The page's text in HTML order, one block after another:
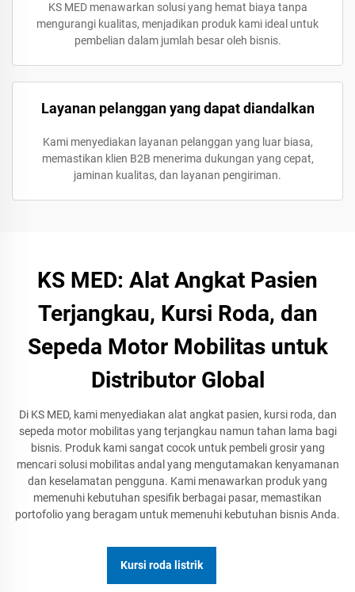
KS MED menawarkan solusi yang hemat biaya tanpa
mengurangi kualitas, menjadikan produk kami ideal untuk
pembelian dalam jumlah besar oleh bisnis.
Layanan pelanggan yang dapat diandalkan
Kami menyediakan layanan pelanggan yang luar biasa,
memastikan klien B2B menerima dukungan yang cepat,
jaminan kualitas, dan layanan pengiriman.
KS MED: Alat Angkat Pasien
Terjangkau, Kursi Roda, dan
Sepeda Motor Mobilitas untuk
Distributor Global
Di KS MED, kami menyediakan alat angkat pasien, kursi roda, dan
sepeda motor mobilitas yang terjangkau namun tahan lama bagi
bisnis. Produk kami sangat cocok untuk pembeli grosir yang
mencari solusi mobilitas andal yang mengutamakan kenyamanan
dan keselamatan pengguna. Kami menawarkan produk yang
memenuhi kebutuhan spesifik berbagai pasar, memastikan
portofolio yang beragam untuk memenuhi kebutuhan bisnis Anda.
Kursi roda listrik